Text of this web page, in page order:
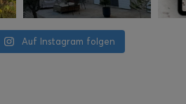
Auf Instagram folgen